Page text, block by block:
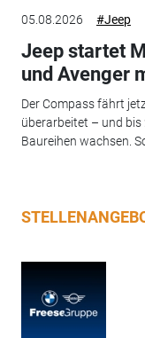
05.08.2026 #Jeep
Jeep startet
und Avenger
Der Compass fährt
überarbeitet – und
Baureihen wachsen.